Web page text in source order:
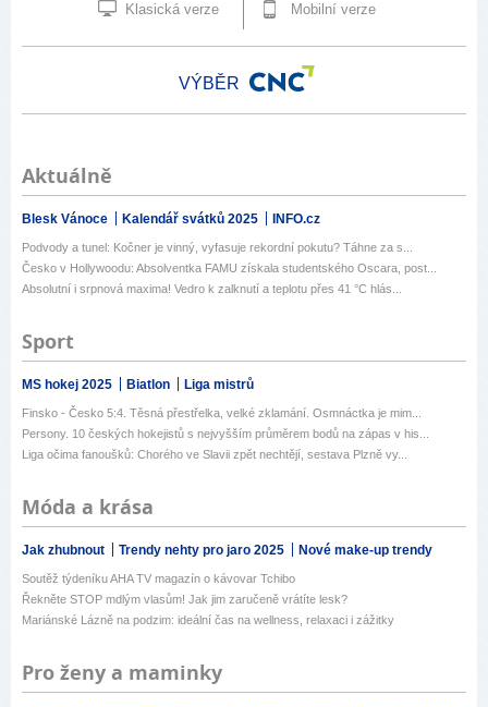
Klasická verze Mobilní verze
VÝBĚR
Aktuálně
Blesk Vánoce Kalendář svátků 2025 INFO.cz
Podvody a tunel: Kočner je vinný, vyfasuje rekordní pokutu? Táhne za s...
Česko v Hollywoodu: Absolventka FAMU získala studentského Oscara, post...
Absolutní i srpnová maxima! Vedro k zalknutí a teplotu přes 41 °C hlás...
Sport
MS hokej 2025 Biatlon Liga mistrů
Finsko - Česko 5:4. Těsná přestřelka, velké zklamání. Osmnáctka je mim...
Persony. 10 českých hokejistů s nejvyšším průměrem bodů na zápas v his...
Liga očima fanoušků: Chorého ve Slavii zpět nechtějí, sestava Plzně vy...
Móda a krása
Jak zhubnout Trendy nehty pro jaro 2025 Nové make-up trendy
Soutěž týdeníku AHA TV magazín o kávovar Tchibo
Řekněte STOP mdlým vlasům! Jak jim zaručeně vrátíte lesk?
Mariánské Lázně na podzim: ideální čas na wellness, relaxaci i zážitky
Pro ženy a maminky